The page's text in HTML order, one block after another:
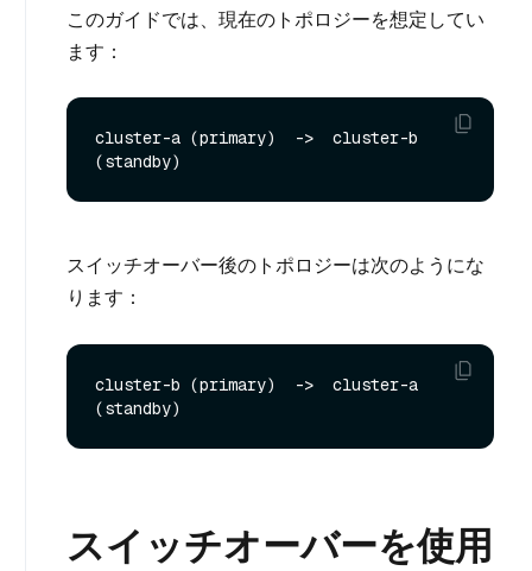
このガイドでは、現在のトポロジーを想定してい
ます：
cluster-a (primary)  ->  cluster-b
スイッチオーバー後のトポロジーは次のようにな
ります：
cluster-b (primary)  ->  cluster-a
スイッチオーバーを使用